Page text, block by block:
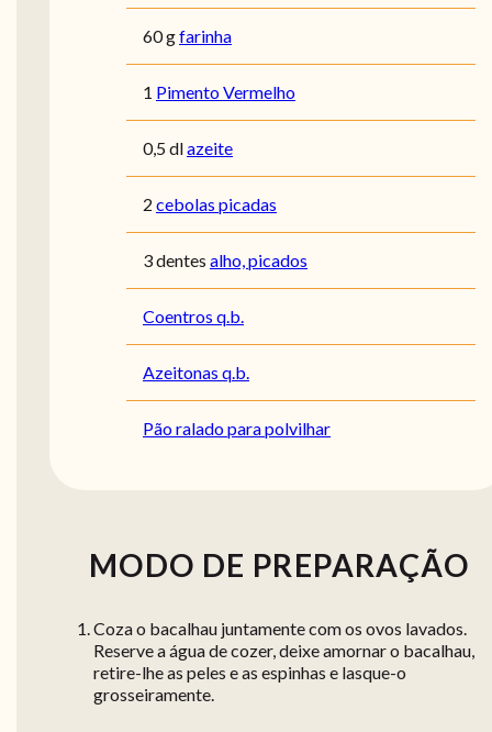
60 gfarinha
1 Pimento Vermelho
0,5 dlazeite
2 cebolas picadas
3 dentes alho, picados
Coentros q.b.
Azeitonas q.b.
Pão ralado para polvilhar
MODO DE PREPARAÇÃO
Coza o bacalhau juntamente com os ovos lavados.
Reserve a água de cozer, deixe amornar o bacalhau,
retire-lhe as peles e as espinhas e lasque-o
grosseiramente.